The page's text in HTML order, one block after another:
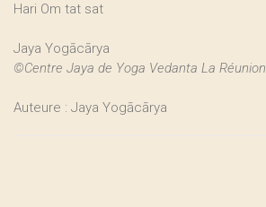
Hari Om tat sat
Jaya Yogācārya
©Centre Jaya de Yoga Vedanta La Réunion
Auteure : Jaya Yogācārya